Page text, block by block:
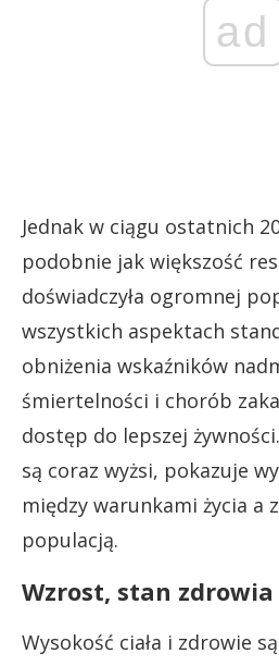
ad
Jednak w ciągu ostatnich
podobnie jak większość
doświadczyła ogromnej
wszystkich aspektach
obniżenia wskaźników
śmiertelności i chorób
dostęp do lepszej
są coraz wyżsi, pokazuje
między warunkami życia a
populacją.
Wzrost, stan
Wysokość ciała i zdrowie